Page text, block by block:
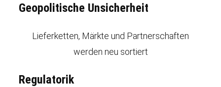
Geopolitische Unsicherheit
Lieferketten, Märkte und Partnerschaften
werden neu sortiert
Regulatorik